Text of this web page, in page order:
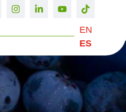
EN
ES